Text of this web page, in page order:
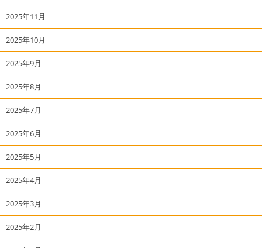
2025年11月
2025年10月
2025年9月
2025年8月
2025年7月
2025年6月
2025年5月
2025年4月
2025年3月
2025年2月